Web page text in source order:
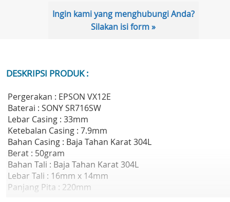
Ingin kami yang menghubungi Anda?
Silakan isi form »
DESKRIPSI PRODUK :
Pergerakan : EPSON VX12E
Baterai : SONY SR716SW
Lebar Casing : 33mm
Ketebalan Casing : 7.9mm
Bahan Casing : Baja Tahan Karat 304L
Berat : 50gram
Bahan Tali : Baja Tahan Karat 304L
Lebar Tali : 16mm x 14mm
Panjang Pita : 220mm